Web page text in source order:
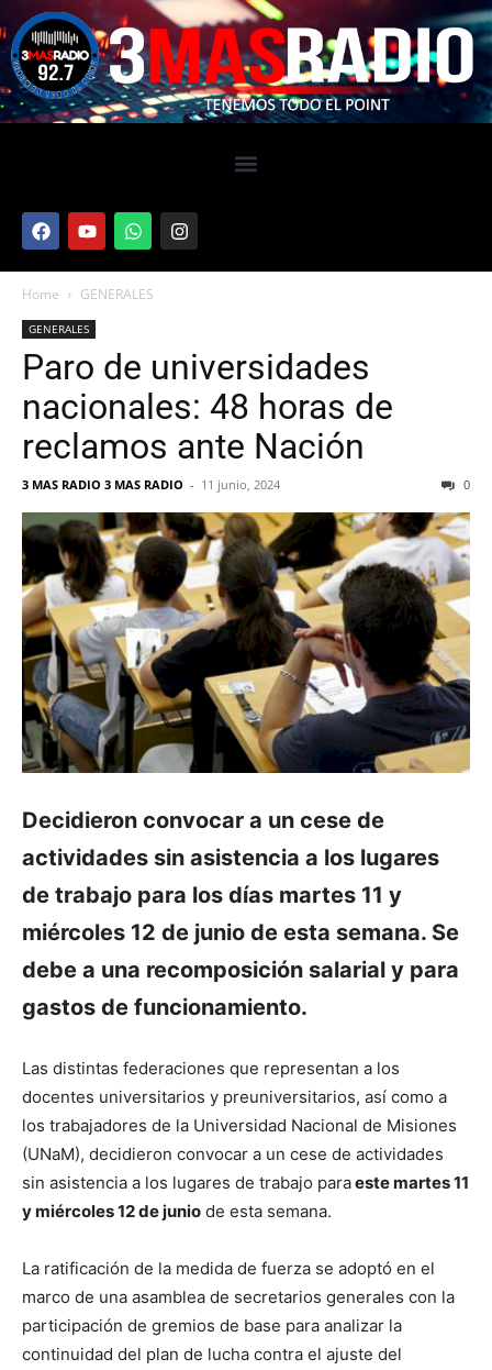
Home GENERALES
GENERALES
Paro de universidades
nacionales: 48 horas de
reclamos ante Nación
3 MAS RADIO 3 MAS RADIO - 11 junio, 2024 0
Decidieron convocar a un cese de
actividades sin asistencia a los lugares
de trabajo para los días martes 11 y
miércoles 12 de junio de esta semana. Se
debe a una recomposición salarial y para
gastos de funcionamiento.
Las distintas federaciones que representan a los
docentes universitarios y preuniversitarios, así como a
los trabajadores de la Universidad Nacional de Misiones
(UNaM), decidieron convocar a un cese de actividades
sin asistencia a los lugares de trabajo paraeste martes 11
y miércoles 12 de junio de esta semana.
La ratificación de la medida de fuerza se adoptó en el
marco de una asamblea de secretarios generales con la
participación de gremios de base para analizar la
continuidad del plan de lucha contra el ajuste del